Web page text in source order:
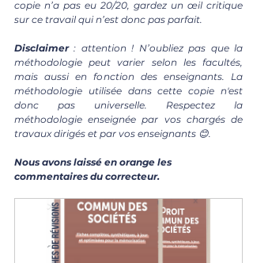
copie n’a pas eu 20/20, gardez un œil critique
sur ce travail qui n’est donc pas parfait.
Disclaimer : attention ! N’oubliez pas que la
méthodologie peut varier selon les facultés,
mais aussi en fonction des enseignants. La
méthodologie utilisée dans cette copie n'est
donc pas universelle. Respectez la
méthodologie enseignée par vos chargés de
travaux dirigés et par vos enseignants 😊.
Nous avons laissé en orange les
commentaires du correcteur.